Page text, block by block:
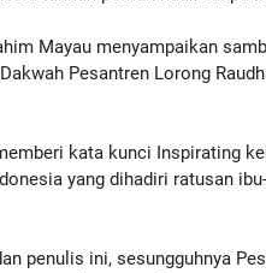
Mayau menyampaikan
Pesantren Lorong
kata kunci Inspirating
yang dihadiri ratusan
penulis ini, sesungguhnya